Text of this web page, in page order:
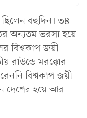
বহুদিন। ৩৪
অন্যতম ভরসা হয়ে
বিশ্বকাপ জয়ী
রাউন্ডে মরক্কোর
বিশ্বকাপ জয়ী
দেশের হয়ে আর